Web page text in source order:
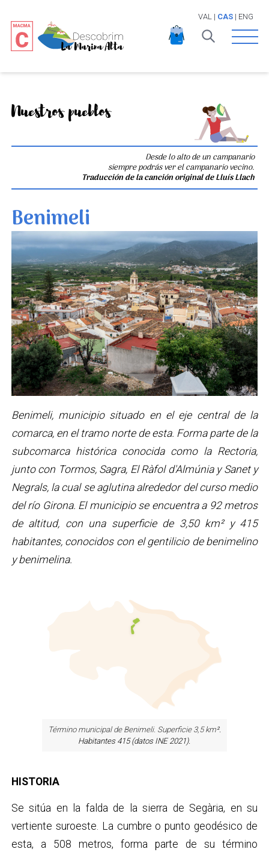
VAL | CAS| ENG
Open
Nuestros pueblos
Desde lo alto de un campanario
siempre podrás ver el campanario vecino.
Traducción de la canción original de Lluís Llach
Benimeli
Benimeli, municipio situado en el eje central de la
comarca, en el tramo norte de esta. Forma parte de la
subcomarca histórica conocida como la Rectoria,
junto con Tormos, Sagra, El Ràfol d'Almúnia y Sanet y
Negrals, la cual se aglutina alrededor del curso medio
del río Girona. El municipio se encuentra a 92 metros
de altitud, con una superficie de 3,50 km² y 415
habitantes, conocidos con el gentilicio de benimelino
y benimelina.
Término municipal de Benimeli. Superficie 3,5 km².
Habitantes 415 (datos INE 2021).
HISTORIA
Se sitúa en la falda de la sierra de Segària, en su
vertiente suroeste. La cumbre o punto geodésico de
esta, a 508 metros, forma parte de su término